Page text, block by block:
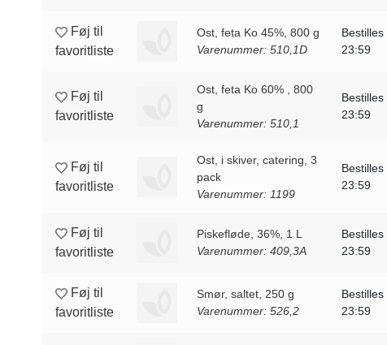
Føj til
favoritliste
Ost, feta Ko 45%, 800 g
Varenummer: 510,1D
23:59
Føj til
favoritliste
Ost, feta Ko 60% , 800
g
Varenummer: 510,1
23:59
Føj til
favoritliste
Ost, i skiver, catering, 3
pack
Varenummer: 1199
23:59
Føj til
favoritliste
Piskefløde, 36%, 1 L
Varenummer: 409,3A
23:59
Føj til
favoritliste
Smør, saltet, 250 g
Varenummer: 526,2
23:59